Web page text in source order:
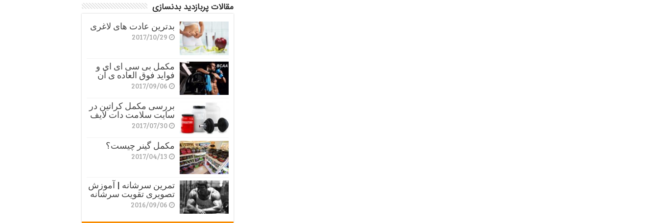
مقالات پربازدید بدنسازی
بدترین عادت های لاغری
2017/10/29
مکمل بی سی ای ای و
فواید فوق العاده ی آن
2017/09/06
بررسی مکمل کراتین در
سایت سلامت دات لایف
2017/07/30
مکمل گینر چیست؟
2017/04/13
تمرین سرشانه | آموزش
تصویری تقویت سرشانه
2016/09/06